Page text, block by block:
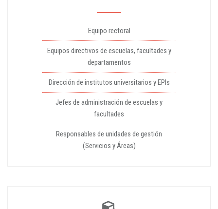
Equipo rectoral
Equipos directivos de escuelas, facultades y
departamentos
Dirección de institutos universitarios y EPIs
Jefes de administración de escuelas y
facultades
Responsables de unidades de gestión
(Servicios y Áreas)